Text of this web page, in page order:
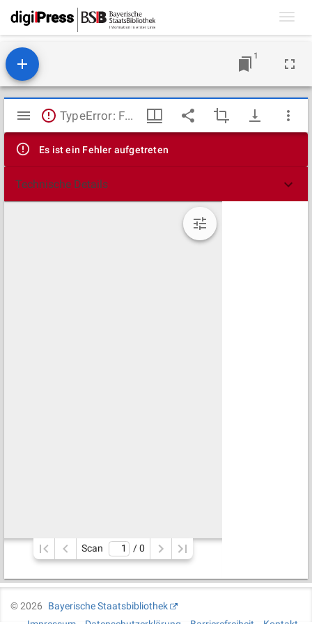
1
Mirador
Viewer
TypeError: Failed to fetch
Es ist ein Fehler aufgetreten
Technische Details
Scan / 0
©2026
Bayerische Staatsbibliothek